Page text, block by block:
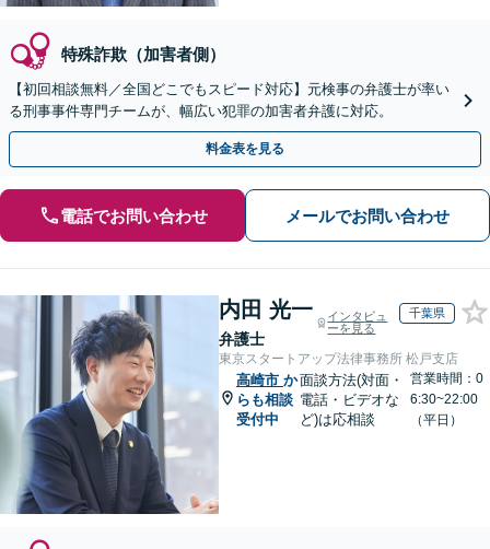
特殊詐欺（加害者側）
【初回相談無料／全国どこでもスピード対応】元検事の弁護士が率い
る刑事事件専門チームが、幅広い犯罪の加害者弁護に対応。
料金表を見る
電話でお問い合わせ メールでお問い合わせ
内田 光一
弁護士
インタビュ
ーを見る
千葉県
東京スタートアップ法律事務所 松戸支店
高崎市 か
らも相談
受付中
面談方法(対面・
電話・ビデオな
ど)は応相談
営業時間：0
6:30~22:00
（平日）